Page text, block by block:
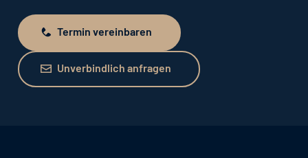
Termin vereinbaren
Termin vereinbaren
Unverbindlich anfragen
Unverbindlich anfragen